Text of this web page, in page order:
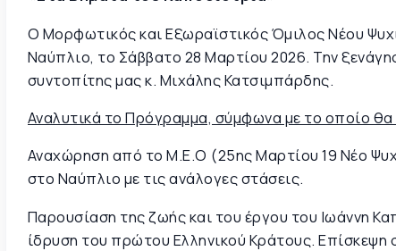
Ο Μορφωτικός και Εξωραϊστικός Όμιλος Νέου
Ναύπλιο, το Σάββατο 28 Μαρτίου 2026. Την
συντοπίτης μας κ. Μιχάλης Κατσιμπάρδης.
Αναλυτικά το Πρόγραμμα, σύμφωνα με το οποίο
Αναχώρηση από το Μ.Ε.Ο (25ης Μαρτίου 19 Νέο
στο Ναύπλιο με τις ανάλογες στάσεις.
Παρουσίαση της ζωής και του έργου του Ιωάννη
ίδρυση του πρώτου Ελληνικού Κράτους.